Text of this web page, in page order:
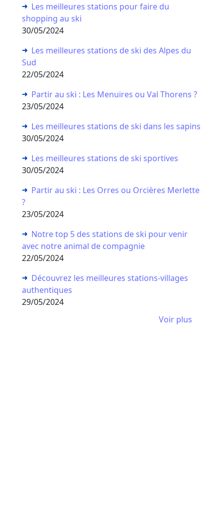
Les meilleures stations pour faire du
shopping au ski
30/05/2024
Les meilleures stations de ski des Alpes du
Sud
22/05/2024
Partir au ski : Les Menuires ou Val Thorens ?
23/05/2024
Les meilleures stations de ski dans les sapins
30/05/2024
Les meilleures stations de ski sportives
30/05/2024
Partir au ski : Les Orres ou Orcières Merlette
?
23/05/2024
Notre top 5 des stations de ski pour venir
avec notre animal de compagnie
22/05/2024
Découvrez les meilleures stations-villages
authentiques
29/05/2024
Voir plus